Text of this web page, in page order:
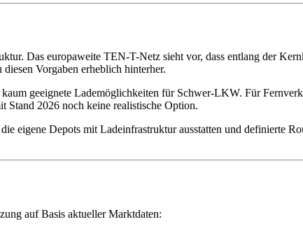
Das europaweite TEN-T-Netz sieht vor, dass entlang der
Vorgaben erheblich hinterher.
geeignete Lademöglichkeiten für Schwer-LKW. Für
Stand 2026 noch keine realistische Option.
eigene Depots mit Ladeinfrastruktur ausstatten und definierte
auf Basis aktueller Marktdaten: